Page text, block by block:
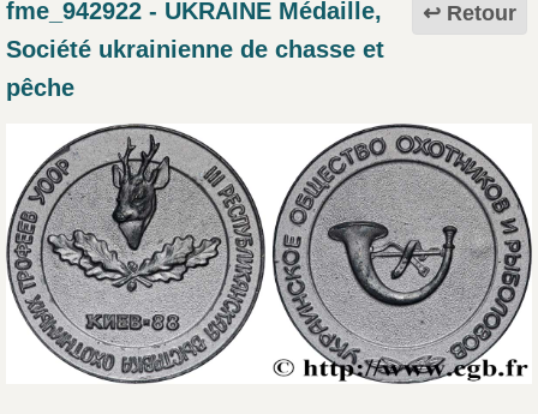
Retour
fme_942922- UKRAINE Médaille,
Société ukrainienne de chasse et
pêche